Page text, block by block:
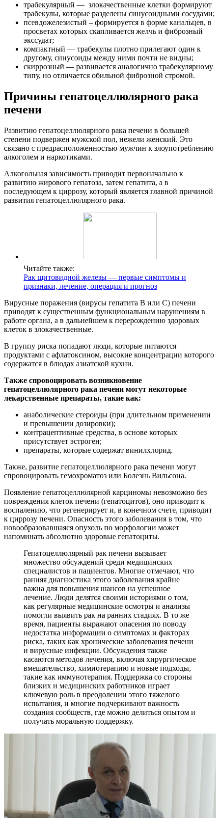
трабекулярный — злокачественные клетки формируют
трабекулы, которые разделены синусоидными сосудами;
псевдожелезистый – формируется в форме канальцев, в
просветах которых скапливается желчь и фиброзный
экссудат;
компактный — трабекулы плотно прилегают один к
другому, синусоиды между ними почти не видны;
скиррозный — развивается аналогично трабекулярному
типу, но отличается обильной фиброзной стромой.
Причины гепатоцеллюлярного рака
печени
Развитию гепатоцеллюлярного рака печени в большей
степени подвержен мужской пол, нежели женский. Это
связано с предрасположенностью мужчин к злоупотреблению
алкоголем и наркотиками.
Алкогольная зависимость приводит первоначально к
развитию жирового гепатоза, затем гепатита, а в
последующем к циррозу, который является главной причиной
развития гепатоцеллюлярного рака.
Читайте также:
Рак щитовидной железы — первые симптомы и
признаки, лечение, операция и прогноз
Вирусные поражения (вирусы гепатита В или С) печени
приводят к существенным функциональным нарушениям в
работе органа, а в дальнейшем к перерождению здоровых
клеток в злокачественные.
В группу риска попадают люди, которые питаются
продуктами с афлатоксином, высокие концентрации которого
содержатся в блюдах азиатской кухни.
Также спровоцировать возникновение
гепатоцеллюлярного рака печени могут некоторые
лекарственные препараты, такие как:
анаболические стероиды (при длительном применении
и превышении дозировки);
контрацептивные средства, в основе которых
присутствует эстроген;
препараты, которые содержат винилхлорид.
Также, развитие гепатоцеллюлярного рака печени могут
спровоцировать гемохроматоз или Болезнь Вильсона.
Появление гепатоцеллюлярной карциномы невозможно без
повреждения клеток печени (гепатоцитов), оно приводит к
воспалению, что регенерирует и, в конечном счете, приводит
к циррозу печени. Опасность этого заболевания в том, что
новообразовавшаяся опухоль по морфологии может
напоминать абсолютно здоровые гепатоциты.
Гепатоцеллюлярный рак печени вызывает
множество обсуждений среди медицинских
специалистов и пациентов. Многие отмечают, что
ранняя диагностика этого заболевания крайне
важна для повышения шансов на успешное
лечение. Люди делятся своими историями о том,
как регулярные медицинские осмотры и анализы
помогли выявить рак на ранних стадиях. В то же
время, пациенты выражают опасения по поводу
недостатка информации о симптомах и факторах
риска, таких как хронические заболевания печени
и вирусные инфекции. Обсуждения также
касаются методов лечения, включая хирургическое
вмешательство, химиотерапию и новые подходы,
такие как иммунотерапия. Поддержка со стороны
близких и медицинских работников играет
ключевую роль в преодолении этого тяжелого
испытания, и многие подчеркивают важность
создания сообществ, где можно делиться опытом и
получать моральную поддержку.